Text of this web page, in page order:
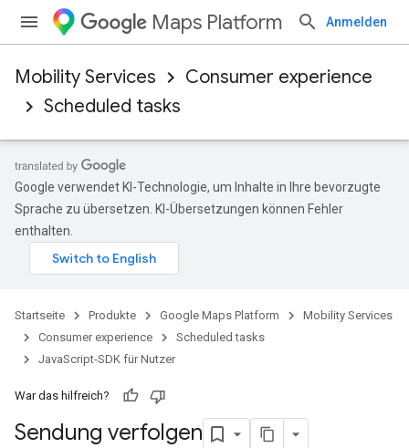
Maps Platform Anmelden
Mobility Services
Consumer experience
Scheduled tasks
Google verwendet KI-Technologie, um Inhalte in Ihre bevorzugte
Sprache zu übersetzen. KI-Übersetzungen können Fehler
enthalten.
Startseite Produkte Google Maps Platform
Mobility Services
Consumer experience
Scheduled tasks
JavaScript-SDK für Nutzer
War das hilfreich?
Sendung verfolgen